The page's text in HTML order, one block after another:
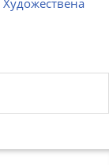
Художествена